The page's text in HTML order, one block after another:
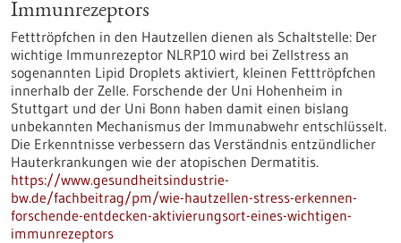
Immunrezeptors
Fetttröpfchen in den Hautzellen dienen als Schaltstelle: Der
wichtige Immunrezeptor NLRP10 wird bei Zellstress an
sogenannten Lipid Droplets aktiviert, kleinen Fetttröpfchen
innerhalb der Zelle. Forschende der Uni Hohenheim in
Stuttgart und der Uni Bonn haben damit einen bislang
unbekannten Mechanismus der Immunabwehr entschlüsselt.
Die Erkenntnisse verbessern das Verständnis entzündlicher
Hauterkrankungen wie der atopischen Dermatitis.
https://www.gesundheitsindustrie-
bw.de/fachbeitrag/pm/wie-hautzellen-stress-erkennen-
forschende-entdecken-aktivierungsort-eines-wichtigen-
immunrezeptors